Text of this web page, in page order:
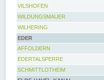
VILSHOFEN
WILDUNGSMAUER
WILHERING
EDER
AFFOLDERN
EDERTALSPERRE
SCHMITTLOTHEIM